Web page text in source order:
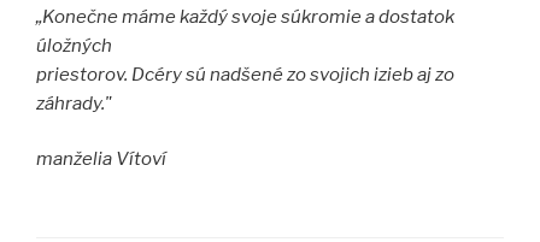
„Konečne máme každý svoje súkromie a dostatok
úložných
priestorov. Dcéry sú nadšené zo svojich izieb aj zo
záhrady."
manželia Vítoví